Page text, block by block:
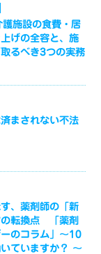
護施設の食費・居
げの全容と、施
るべき3つの実務
まされない不法
、薬剤師の「新
の転換点 「薬剤
のコラム」～10
ていますか？ ～